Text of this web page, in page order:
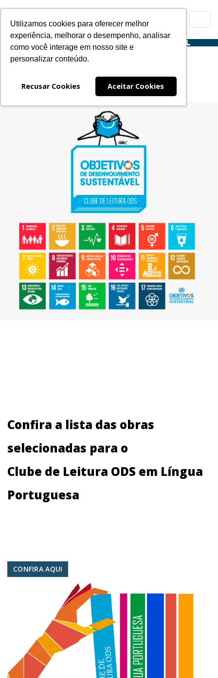
Utilizamos cookies para oferecer melhor
experiência, melhorar o desempenho, analisar
como você interage em nosso site e
personalizar conteúdo.
Recusar Cookies Aceitar Cookies
Clube de Leitura
Navegação
Confira a lista das obras
selecionadas para o
Clube de Leitura ODS em Língua
Portuguesa
CONFIRA AQUI